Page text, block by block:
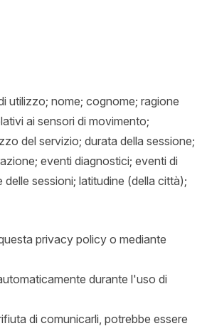
utilizzo; nome; cognome; ragione
ai sensori di movimento;
del servizio; durata della sessione;
eventi diagnostici; eventi di
sessioni; latitudine (della città);
privacy policy o mediante
durante l'uso di
di comunicarli, potrebbe essere